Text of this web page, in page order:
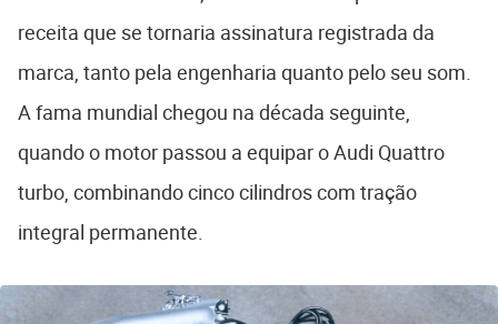
receita que se tornaria assinatura registrada da
marca, tanto pela engenharia quanto pelo seu som.
A fama mundial chegou na década seguinte,
quando o motor passou a equipar o Audi Quattro
turbo, combinando cinco cilindros com tração
integral permanente.